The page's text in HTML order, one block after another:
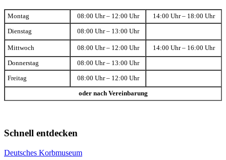
Montag 08:00 Uhr – 12:00 Uhr 14:00 Uhr – 18:00 Uhr
Dienstag 08:00 Uhr – 13:00 Uhr
Mittwoch 08:00 Uhr – 12:00 Uhr 14:00 Uhr – 16:00 Uhr
Donnerstag 08:00 Uhr – 13:00 Uhr
Freitag 08:00 Uhr – 12:00 Uhr
oder nach Vereinbarung
Schnell entdecken
Deutsches Korbmuseum